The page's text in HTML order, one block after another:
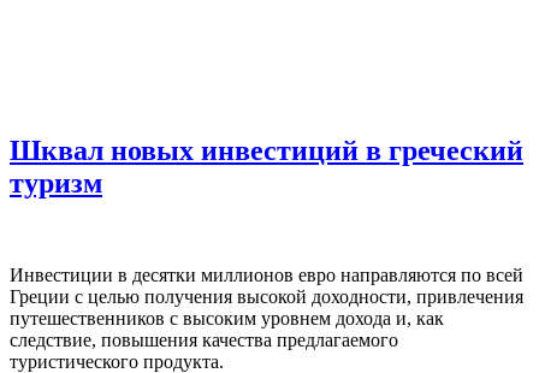
Шквал новых инвестиций в греческий
туризм
Инвестиции в десятки миллионов евро направляются по всей
Греции с целью получения высокой доходности, привлечения
путешественников с высоким уровнем дохода и, как
следствие, повышения качества предлагаемого
туристического продукта.